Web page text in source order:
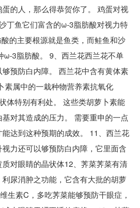
的人，那么得恭贺你了。 鸡蛋对视
丁鱼它们富含的ω-3脂肪酸对视力特
的主要根源就是鱼类，而鲑鱼和沙
ω-3脂肪酸。 9、西兰花西兰花不单
预防白内障。 西兰花中含有黄体素
素属中的一栽种物营养素抗氧化
体特别有利处。 这些类胡萝卜素能
对其造成的压力。 需要重申的一点
达到这种预期的成效。 11、西兰花
力还可以够预防白内障，它里面含
对眼睛的晶状体12、荠菜荠菜有清
尿消肿之功能，它含有大批的胡萝
生素C，多吃荠菜能够预防干眼症，